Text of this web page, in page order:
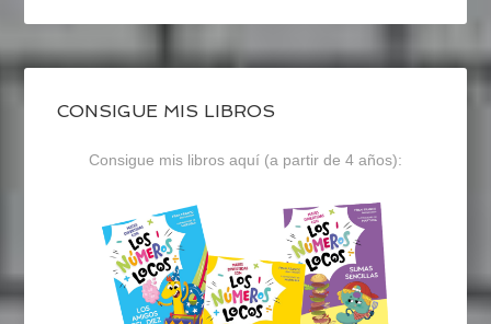
CONSIGUE MIS LIBROS
Consigue mis libros aquí (a partir de 4 años):